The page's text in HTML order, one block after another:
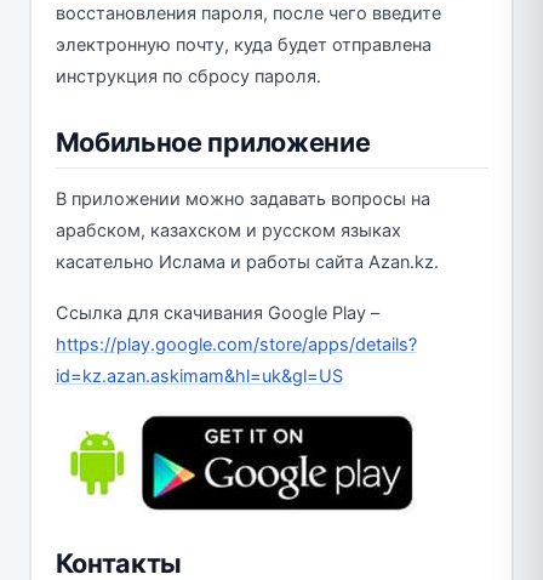
восстановления пароля, после чего введите
электронную почту, куда будет отправлена
инструкция по сбросу пароля.
Мобильное приложение
В приложении можно задавать вопросы на
арабском, казахском и русском языках
касательно Ислама и работы сайта Azan.kz.
Ссылка для скачивания Google Play –
https://play.google.com/store/apps/details?
id=kz.azan.askimam&hl=uk&gl=US
Контакты